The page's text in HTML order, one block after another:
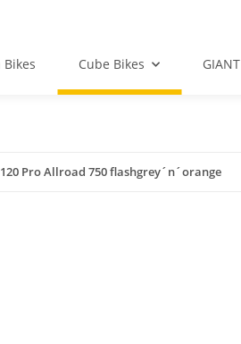
Cube Bikes GIANT
Pro Allroad 750 flashgrey´n´orange